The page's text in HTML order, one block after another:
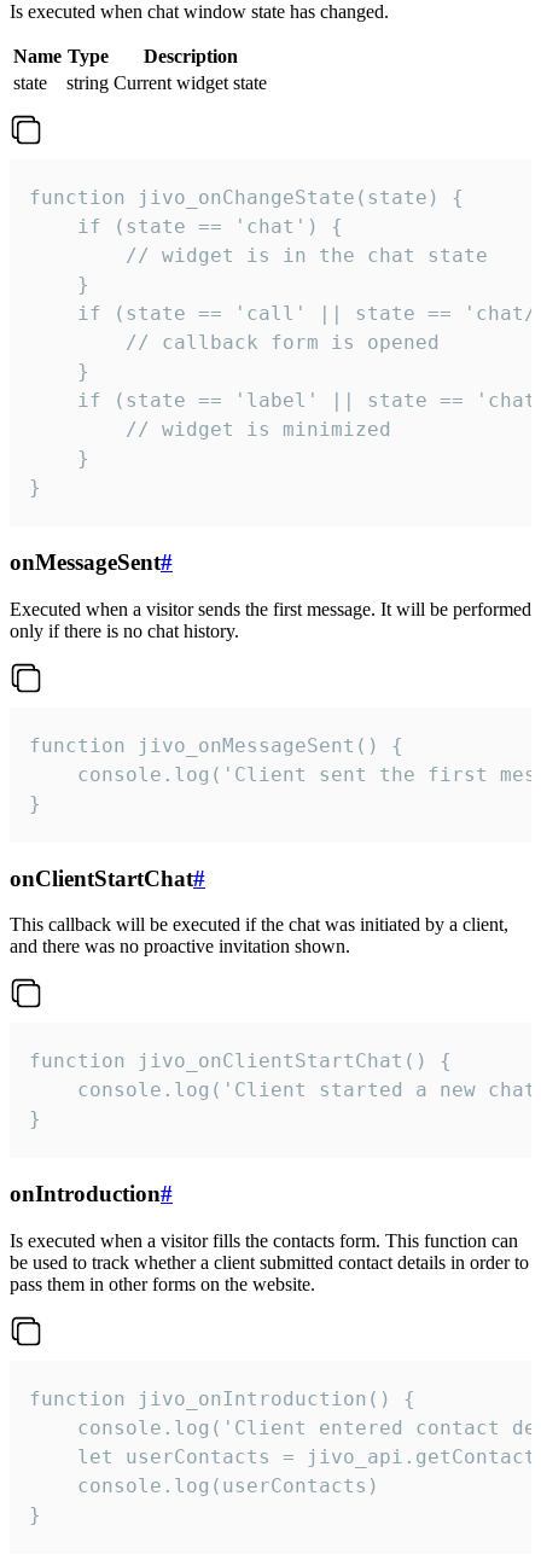
Is executed when chat window state has changed.
Name Type
Description
state
string Current widget state
function jivo_onChangeState(state) {
    if (state == 'chat') {
        // widget is in the chat state
    }
if (state == 'call' || state ==
        // callback form is opened
    }
if (state == 'label' || state ==
        // widget is minimized
    }
}
onMessageSent#
Executed when a visitor sends the first message. It will be performed
only if there is no chat history.
function jivo_onMessageSent() {
console.log('Client sent the first
}
onClientStartChat#
This callback will be executed if the chat was initiated by a client,
and there was no proactive invitation shown.
function jivo_onClientStartChat() {
console.log('Client started a new
}
onIntroduction#
Is executed when a visitor fills the contacts form. This function can
be used to track whether a client submitted contact details in order to
pass them in other forms on the website.
function jivo_onIntroduction() {
console.log('Client entered contact
let userContacts =
    console.log(userContacts)
}